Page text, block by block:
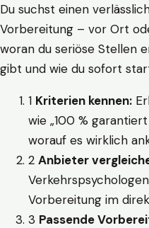
Du suchst einen
Vorbereitung – vor Ort
woran du seriöse Stellen
gibt und wie du sofort
1 Kriterien kennen:
wie „100 %
worauf es wirklich
2 Anbieter
Vorbereitung im
3 Passende